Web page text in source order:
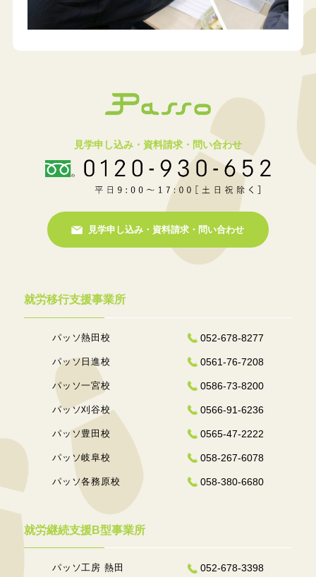
見学申し込み・資料請求・問い合わせ
見学申し込み・資料請求・問い合わせ
就労移行支援事業所
パッソ熱田校 052-678-8277
パッソ日進校 0561-76-7208
パッソ一宮校 0586-73-8200
パッソ刈谷校 0566-91-6236
パッソ豊田校 0565-47-2222
パッソ岐阜校 058-267-6078
パッソ各務原校 058-380-6680
就労継続支援B型事業所
パッソ工房 熱田 052-678-3398